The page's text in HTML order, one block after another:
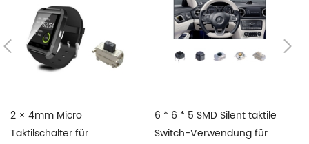
2 × 4mm Micro
Taktilschalter für
6 * 6 * 5 SMD Silent taktile
Switch-Verwendung für